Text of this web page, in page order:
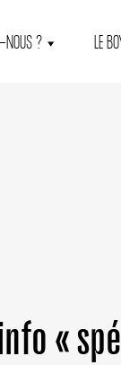
NOUS ? LE
«